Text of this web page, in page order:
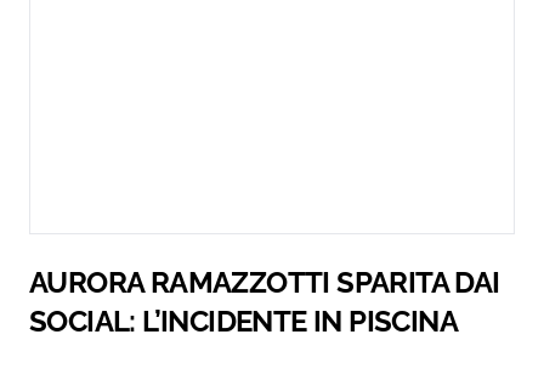
AURORA RAMAZZOTTI SPARITA DAI
SOCIAL: L’INCIDENTE IN PISCINA